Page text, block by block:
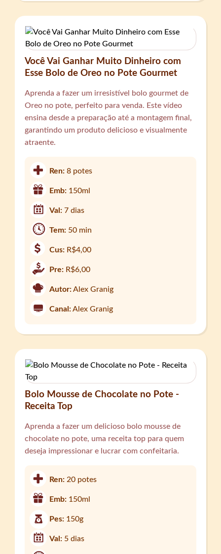
Você Vai Ganhar Muito Dinheiro com
Esse Bolo de Oreo no Pote Gourmet
Aprenda a fazer um irresistível bolo gourmet de
Oreo no pote, perfeito para venda. Este vídeo
ensina desde a preparação até a montagem final,
garantindo um produto delicioso e visualmente
atraente.
Ren:8 potes
Emb: 150ml
Val:7 dias
Tem: 50 min
Cus: R$4,00
Pre: R$6,00
Autor:Alex Granig
Canal:Alex Granig
Bolo Mousse de Chocolate no Pote -
Receita Top
Aprenda a fazer um delicioso bolo mousse de
chocolate no pote, uma receita top para quem
deseja impressionar e lucrar com confeitaria.
Ren:20 potes
Emb: 150ml
Pes: 150g
Val: 5 dias